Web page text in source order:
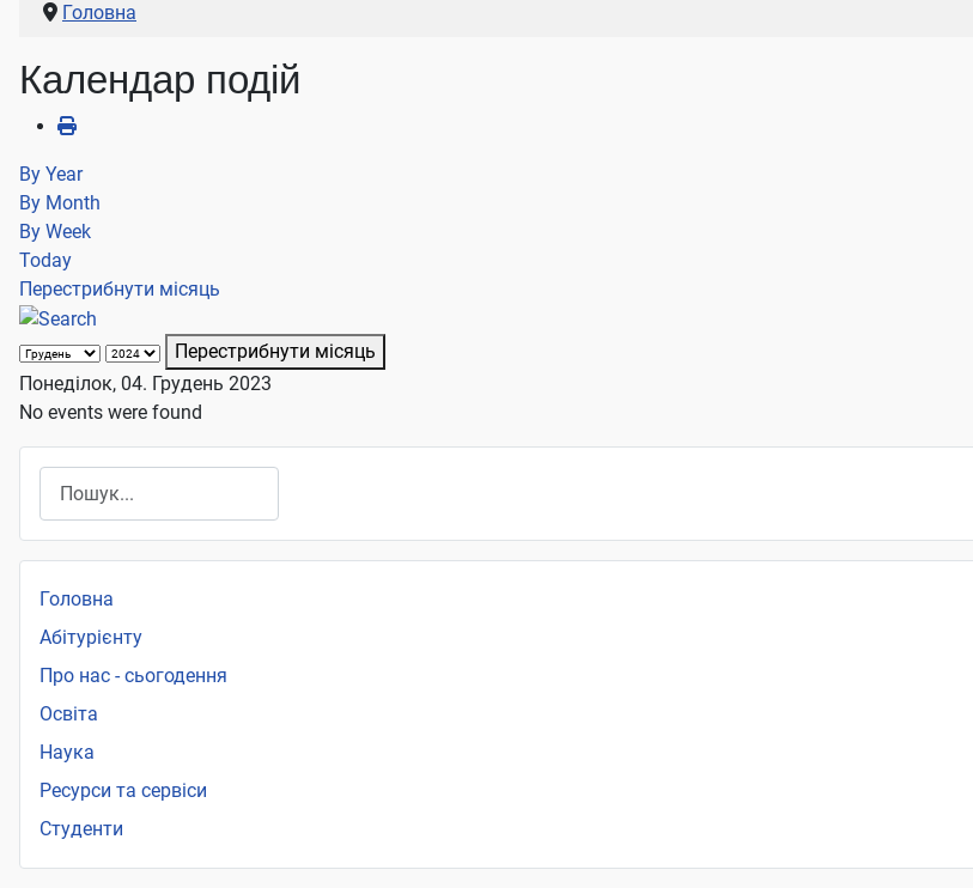
Головна
Календар подій
By Year
By Month
By Week
Today
Перестрибнути місяць
Перестрибнути місяць
Понеділок, 04. Грудень 2023
No events were found
Головна
Абітурієнту
Про нас - сьогодення
Освіта
Наука
Ресурси та сервіси
Студенти